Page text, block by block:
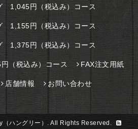
1,045円（税込み）コース
1,155円（税込み）コース
1,375円（税込み）コース
（税込み）コース FAX注文用紙
店舗情報 お問い合わせ
ハングリー） . All Rights Reserved.